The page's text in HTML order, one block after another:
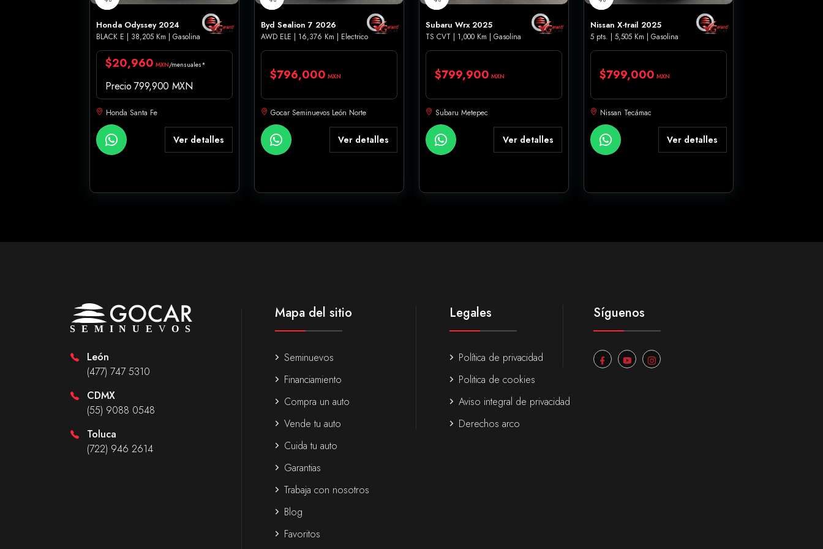
Honda Odyssey 2024
BLACK E | 38,205 Km | Gasolina
$20,960 MXN/mensuales*
Precio 799,900 MXN
Honda Santa Fe
Ver detalles
Byd Sealion 7 2026
AWD ELE | 16,376 Km | Electrico
$796,000 MXN
Gocar Seminuevos León Norte
Ver detalles
Subaru Wrx 2025
TS CVT | 1,000 Km | Gasolina
$799,900 MXN
Subaru Metepec
Ver detalles
Nissan X-trail 2025
5 pts. | 5,505 Km | Gasolina
$799,000 MXN
Nissan Tecámac
Ver detalles
León
(477) 747 5310
CDMX
(55) 9088 0548
Toluca
(722) 946 2614
Mapa del sitio
Seminuevos
Financiamiento
Compra un auto
Vende tu auto
Cuida tu auto
Garantias
Trabaja con nosotros
Blog
Favoritos
Legales
Política de privacidad
Politica de cookies
Aviso integral de privacidad
Derechos arco
Síguenos